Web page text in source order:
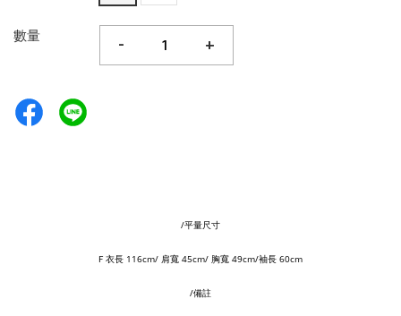
數量 - +
/平量尺寸
Ｆ衣長 116cm/ 肩寬45cm/ 胸寬 49cm/袖長 60cm
/備註